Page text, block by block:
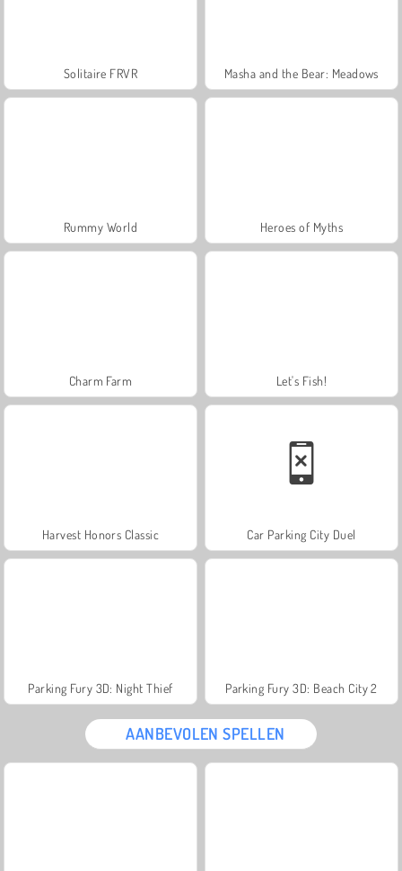
Solitaire FRVR Masha and the Bear: Meadows
Rummy World Heroes of Myths
Charm Farm Let's Fish!
Harvest Honors Classic Car Parking City Duel
Parking Fury 3D: Night Thief Parking Fury 3D: Beach City 2
AANBEVOLEN SPELLEN